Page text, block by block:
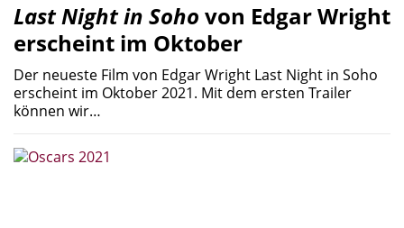
Last Night in Soho von Edgar Wright
erscheint im Oktober
Der neueste Film von Edgar Wright Last Night in Soho
erscheint im Oktober 2021. Mit dem ersten Trailer
können wir…